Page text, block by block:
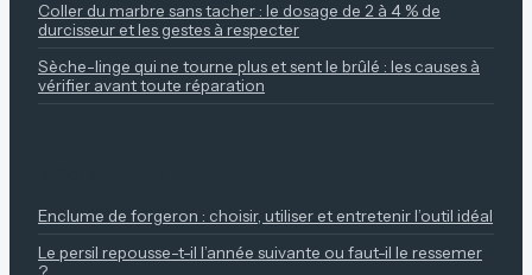
Coller du marbre sans tacher : le dosage de 2 à 4 % de
durcisseur et les gestes à respecter
Sèche-linge qui ne tourne plus et sent le brûlé : les causes à
vérifier avant toute réparation
Enclume de forgeron : choisir, utiliser et entretenir l’outil idéal
Le persil repousse-t-il l’année suivante ou faut-il le ressemer